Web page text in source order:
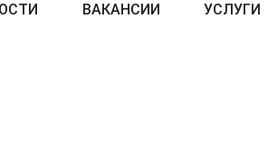
ВАКАНСИИ УСЛУГИ